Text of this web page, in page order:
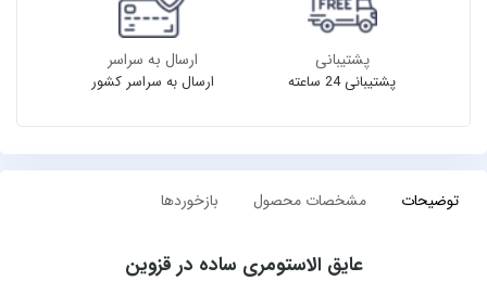
پشتیبانی
پشتیبانی 24 ساعته
ارسال به سراسر
ارسال به سراسر کشور
توضیحات مشخصات محصول بازخوردها
عایق الاستومری ساده در قزوین